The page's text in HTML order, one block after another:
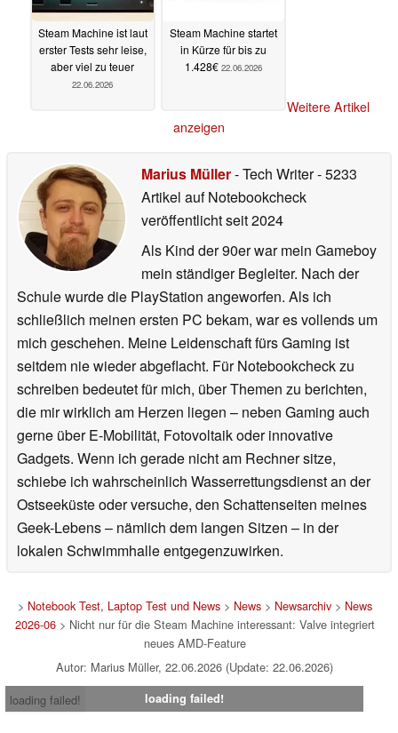
Steam Machine ist laut
erster Tests sehr leise,
aber viel zu teuer
22.06.2026
Steam Machine startet
in Kürze für bis zu
1.428€ 22.06.2026
Weitere Artikel
anzeigen
Marius Müller- Tech Writer- 5233
Artikel auf Notebookcheck
veröffentlichtseit 2024
Als Kind der 90er war mein Gameboy
mein ständiger Begleiter. Nach der
Schule wurde die PlayStation angeworfen. Als ich
schließlich meinen ersten PC bekam, war es vollends um
mich geschehen. Meine Leidenschaft fürs Gaming ist
seitdem nie wieder abgeflacht. Für Notebookcheck zu
schreiben bedeutet für mich, über Themen zu berichten,
die mir wirklich am Herzen liegen – neben Gaming auch
gerne über E-Mobilität, Fotovoltaik oder innovative
Gadgets. Wenn ich gerade nicht am Rechner sitze,
schiebe ich wahrscheinlich Wasserrettungsdienst an der
Ostseeküste oder versuche, den Schattenseiten meines
Geek-Lebens – nämlich dem langen Sitzen – in der
lokalen Schwimmhalle entgegenzuwirken.
> Notebook Test, Laptop Test und News> News> Newsarchiv> News
2026-06> Nicht nur für die Steam Machine interessant: Valve integriert
neues AMD-Feature
Autor: Marius Müller, 22.06.2026 (Update: 22.06.2026)
loading failed!
loading failed!